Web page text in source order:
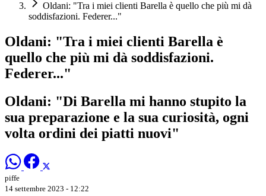
Oldani: "Tra i miei clienti Barella è quello che più mi dà
soddisfazioni. Federer..."
Oldani: "Tra i miei clienti Barella è
quello che più mi dà soddisfazioni.
Federer..."
Oldani: "Di Barella mi hanno stupito la
sua preparazione e la sua curiosità, ogni
volta ordini dei piatti nuovi"
piffe
14 settembre 2023 - 12:22